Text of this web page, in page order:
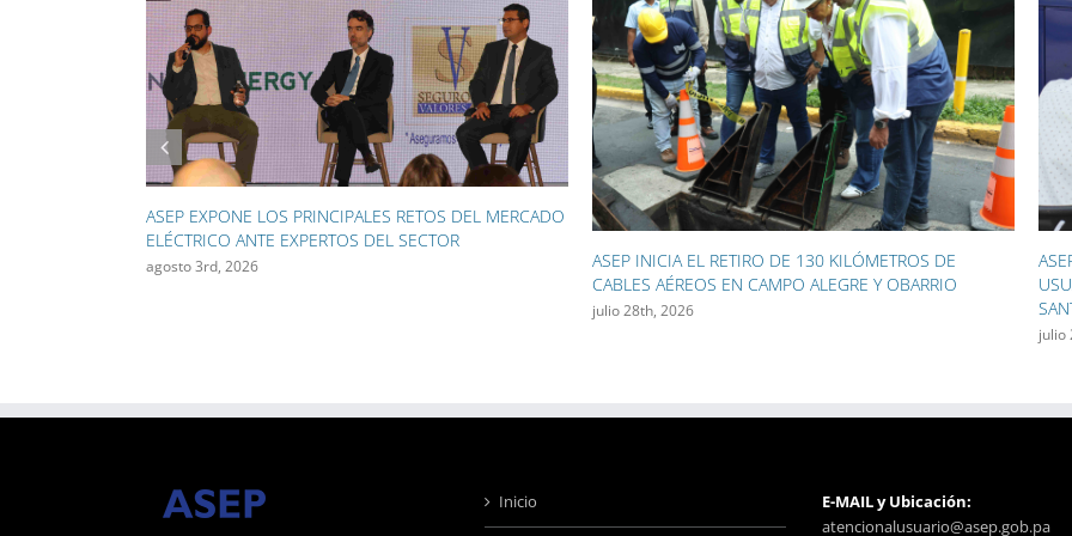
ASEP INICIA EL RETIRO DE 130 KILÓMETROS DE
ASEP ACERCÓ SUS SERVICIOS A CIENTOS DE
USUARIOS DURANTE LAS FIESTAS PATRONALES DE
SANTIAGO
LAS
julio
Inicio
E-MAIL y Ubicación:
atencionalusuario@asep.gob.pa